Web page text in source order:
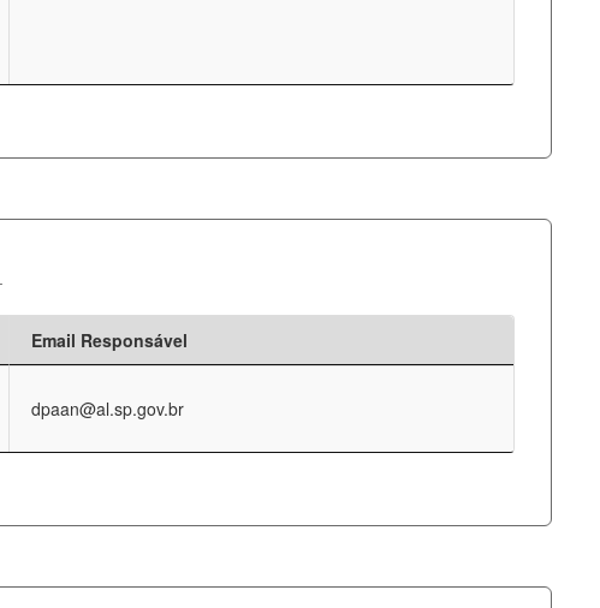
Email Responsável
dpaan@al.sp.gov.br